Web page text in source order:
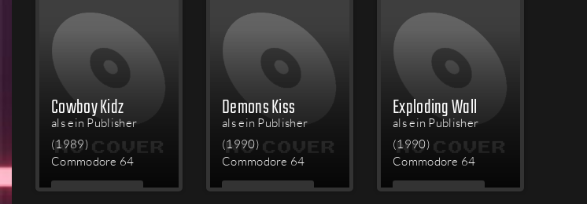
Cowboy Kidz
als ein Publisher
(1989)
Commodore 64
MEHR
Demons Kiss
als ein Publisher
(1990)
Commodore 64
MEHR
Exploding Wall
als ein Publisher
(1990)
Commodore 64
MEHR